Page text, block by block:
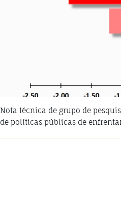
Nota técnica de grupo de
de políticas públicas de